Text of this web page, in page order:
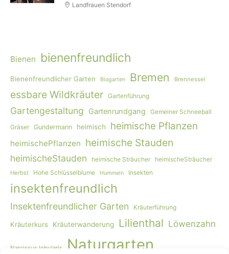
Landfrauen Stendorf
Bienen bienenfreundlich
Bienenfreundlicher Garten Biogarten Bremen Brennessel
essbare Wildkräuter Gartenführung
Gartengestaltung Gartenrundgang
Gemeiner Schneeball
Gräser Gundermann heimisch heimische Pflanzen
heimischePflanzen heimische Stauden
heimischeStauden heimische Sträucher heimischeSträucher
Herbst Hohe Schlüsselblume Hummeln Insekten
insektenfreundlich
Insektenfreundlicher Garten Kräuterführung
Kräuterkurs Kräuterwanderung Lilienthal Löwenzahn
Narcissus lobularis Naturgarten